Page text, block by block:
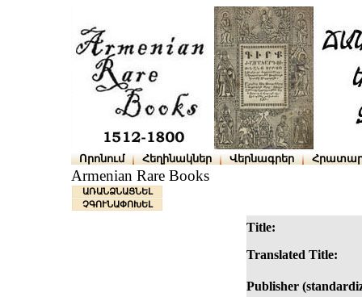
Որոնում Հեղինակներ Վերնագրեր
Armenian Rare Books
ԱՌԱՆՁՆԱՑՆԵԼ
ՉԳՈՒՆԱՓՈԽԵԼ
Title:
Translated Title:
Publisher